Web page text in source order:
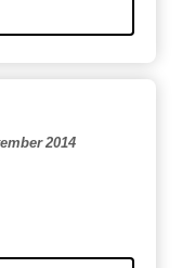
2014